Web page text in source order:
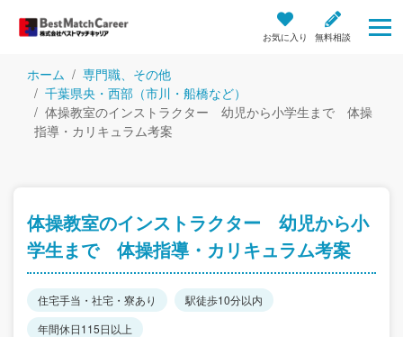
お気に入り 無料相談
ホーム
専門職、その他
千葉県央・西部（市川・船橋など）
体操教室のインストラクター 幼児から小学生まで 体操
指導・カリキュラム考案
体操教室のインストラクター 幼児から小
学生まで 体操指導・カリキュラム考案
住宅手当・社宅・寮あり
駅徒歩10分以内
年間休日115日以上